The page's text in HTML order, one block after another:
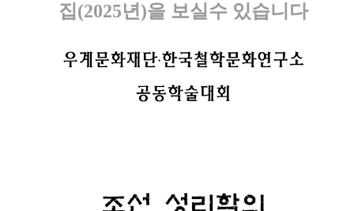
집(2025년)을 보실수 있습니다